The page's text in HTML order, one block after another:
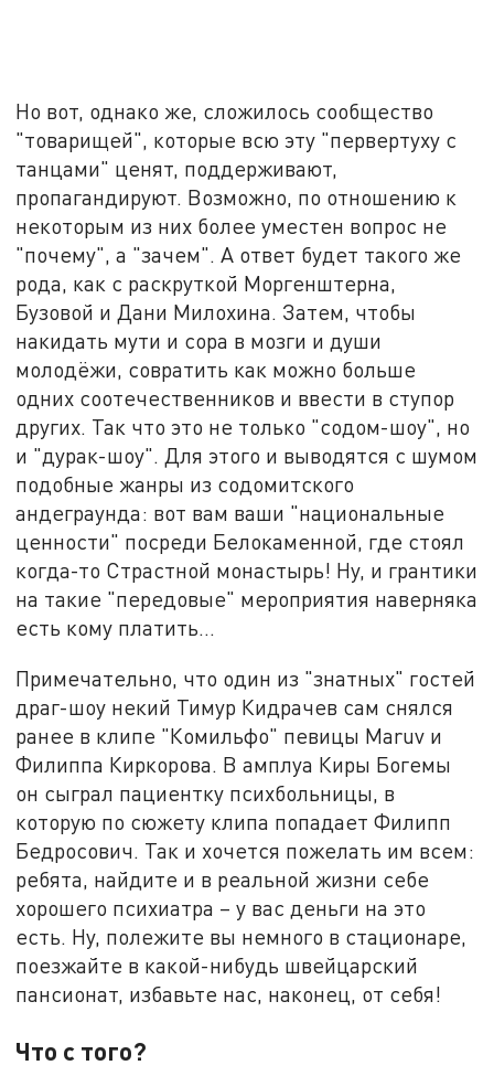
Но вот, однако же, сложилось сообщество
"товарищей", которые всю эту "первертуху с
танцами" ценят, поддерживают,
пропагандируют. Возможно, по отношению к
некоторым из них более уместен вопрос не
"почему", а "зачем". А ответ будет такого же
рода, как с раскруткой Моргенштерна,
Бузовой и Дани Милохина. Затем, чтобы
накидать мути и сора в мозги и души
молодёжи, совратить как можно больше
одних соотечественников и ввести в ступор
других. Так что это не только "содом-шоу", но
и "дурак-шоу". Для этого и выводятся с шумом
подобные жанры из содомитского
андеграунда: вот вам ваши "национальные
ценности" посреди Белокаменной, где стоял
когда-то Страстной монастырь! Ну, и грантики
на такие "передовые" мероприятия наверняка
есть кому платить…
Примечательно, что один из "знатных" гостей
драг-шоу некий Тимур Кидрачев сам снялся
ранее в клипе "Комильфо" певицы Maruv и
Филиппа Киркорова. В амплуа Киры Богемы
он сыграл пациентку психбольницы, в
которую по сюжету клипа попадает Филипп
Бедросович. Так и хочется пожелать им всем:
ребята, найдите и в реальной жизни себе
хорошего психиатра – у вас деньги на это
есть. Ну, полежите вы немного в стационаре,
поезжайте в какой-нибудь швейцарский
пансионат, избавьте нас, наконец, от себя!
Что с того?